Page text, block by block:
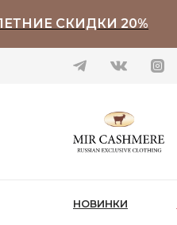
СКИДКИ 20%
НОВИНКИ